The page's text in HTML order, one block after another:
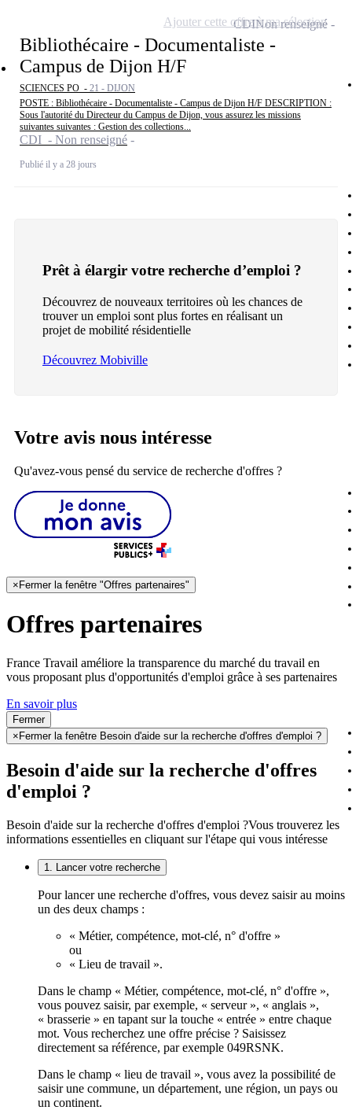
Bibliothécaire - Documentaliste -
Campus de Dijon H/F
SCIENCES PO - 21 - DIJON
POSTE : Bibliothécaire - Documentaliste - Campus de Dijon H/F DESCRIPTION :
Sous l'autorité du Directeur du Campus de Dijon, vous assurez les missions
suivantes suivantes : Gestion des collections...
CDI - Non renseigné
Publié il y a 28 jours
CDINon renseigné
Ajouter cette offre à ma sélection
Prêt à élargir votre recherche d’emploi ?
Découvrez de nouveaux territoires où les chances de
trouver un emploi sont plus fortes en réalisant un
projet de mobilité résidentielle
Découvrez Mobiville
Votre avis nous intéresse
Qu'avez-vous pensé du service de recherche d'offres ?
× Fermer la fenêtre "Offres partenaires"
Offres partenaires
France Travail améliore la transparence du marché du travail en
vous proposant plus d'opportunités d'emploi grâce à ses partenaires
En savoir plus
Fermer
× Fermer la fenêtre Besoin d'aide sur la recherche d'offres d'emploi ?
Besoin d'aide sur la recherche d'offres
d'emploi ?
Besoin d'aide sur la recherche d'offres d'emploi ?Vous trouverez les
informations essentielles en cliquant sur l'étape qui vous intéresse
1. Lancer votre recherche
Pour lancer une recherche d'offres, vous devez saisir au moins
un des deux champs :
« Métier, compétence, mot-clé, n° d'offre »
ou
« Lieu de travail ».
Dans le champ « Métier, compétence, mot-clé, n° d'offre »,
vous pouvez saisir, par exemple, « serveur », « anglais »,
« brasserie » en tapant sur la touche « entrée » entre chaque
mot. Vous recherchez une offre précise ? Saisissez
directement sa référence, par exemple 049RSNK.
Dans le champ « lieu de travail », vous avez la possibilité de
saisir une commune, un département, une région, un pays ou
un continent.